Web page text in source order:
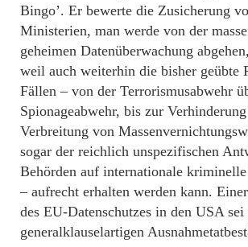
Bingo’. Er bewerte die Zusicherung
Ministerien, man werde von der
geheimen Datenüberwachung
weil auch weiterhin die bisher geübte
Fällen – von der Terrorismusabwehr
Spionageabwehr, bis zur
Verbreitung von
sogar der reichlich unspezifischen
Behörden auf internationale
– aufrecht erhalten werden kann.
des EU-Datenschutzes in den USA sei
generalklauselartigen